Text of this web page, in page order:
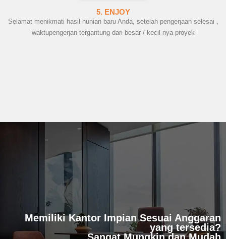
5. ENJOY
Selamat menikmati hasil hunian baru Anda, setelah pengerjaan selesai ,
waktupengerjan tergantung dari besar / kecil nya proyek
Memiliki Kantor Impian Sesuai Anggaran
yang tersedia?
Sangat Mungkin dan Mudah